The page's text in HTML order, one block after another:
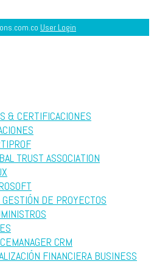
User Login
& CERTIFICACIONES
TRUST ASSOCIATION
DE PROYECTOS
CRM
FINANCIERA BUSINESS